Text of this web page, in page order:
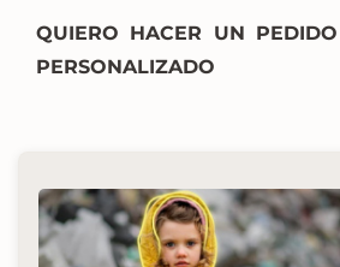
QUIERO HACER UN
PERSONALIZADO